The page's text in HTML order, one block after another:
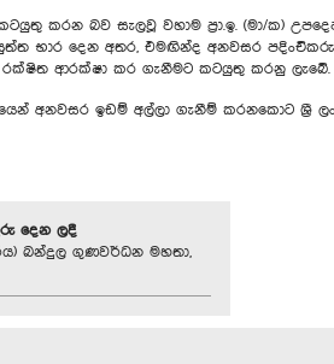
කරන බව සැලවූ වහාම ප්‍රා.ඉ. (මා/ක)
භාර දෙන අතර, එමඟින්ද අනවසර
ආරක්ෂා කර ගැනීමට කටයුතු කරනු ලැබේ.
අනවසර ඉඩම් අල්ලා ගැනීම් කරනකොට ශ්‍රී
දෙන ලදී
බන්දුල ගුණවර්ධන මහතා,